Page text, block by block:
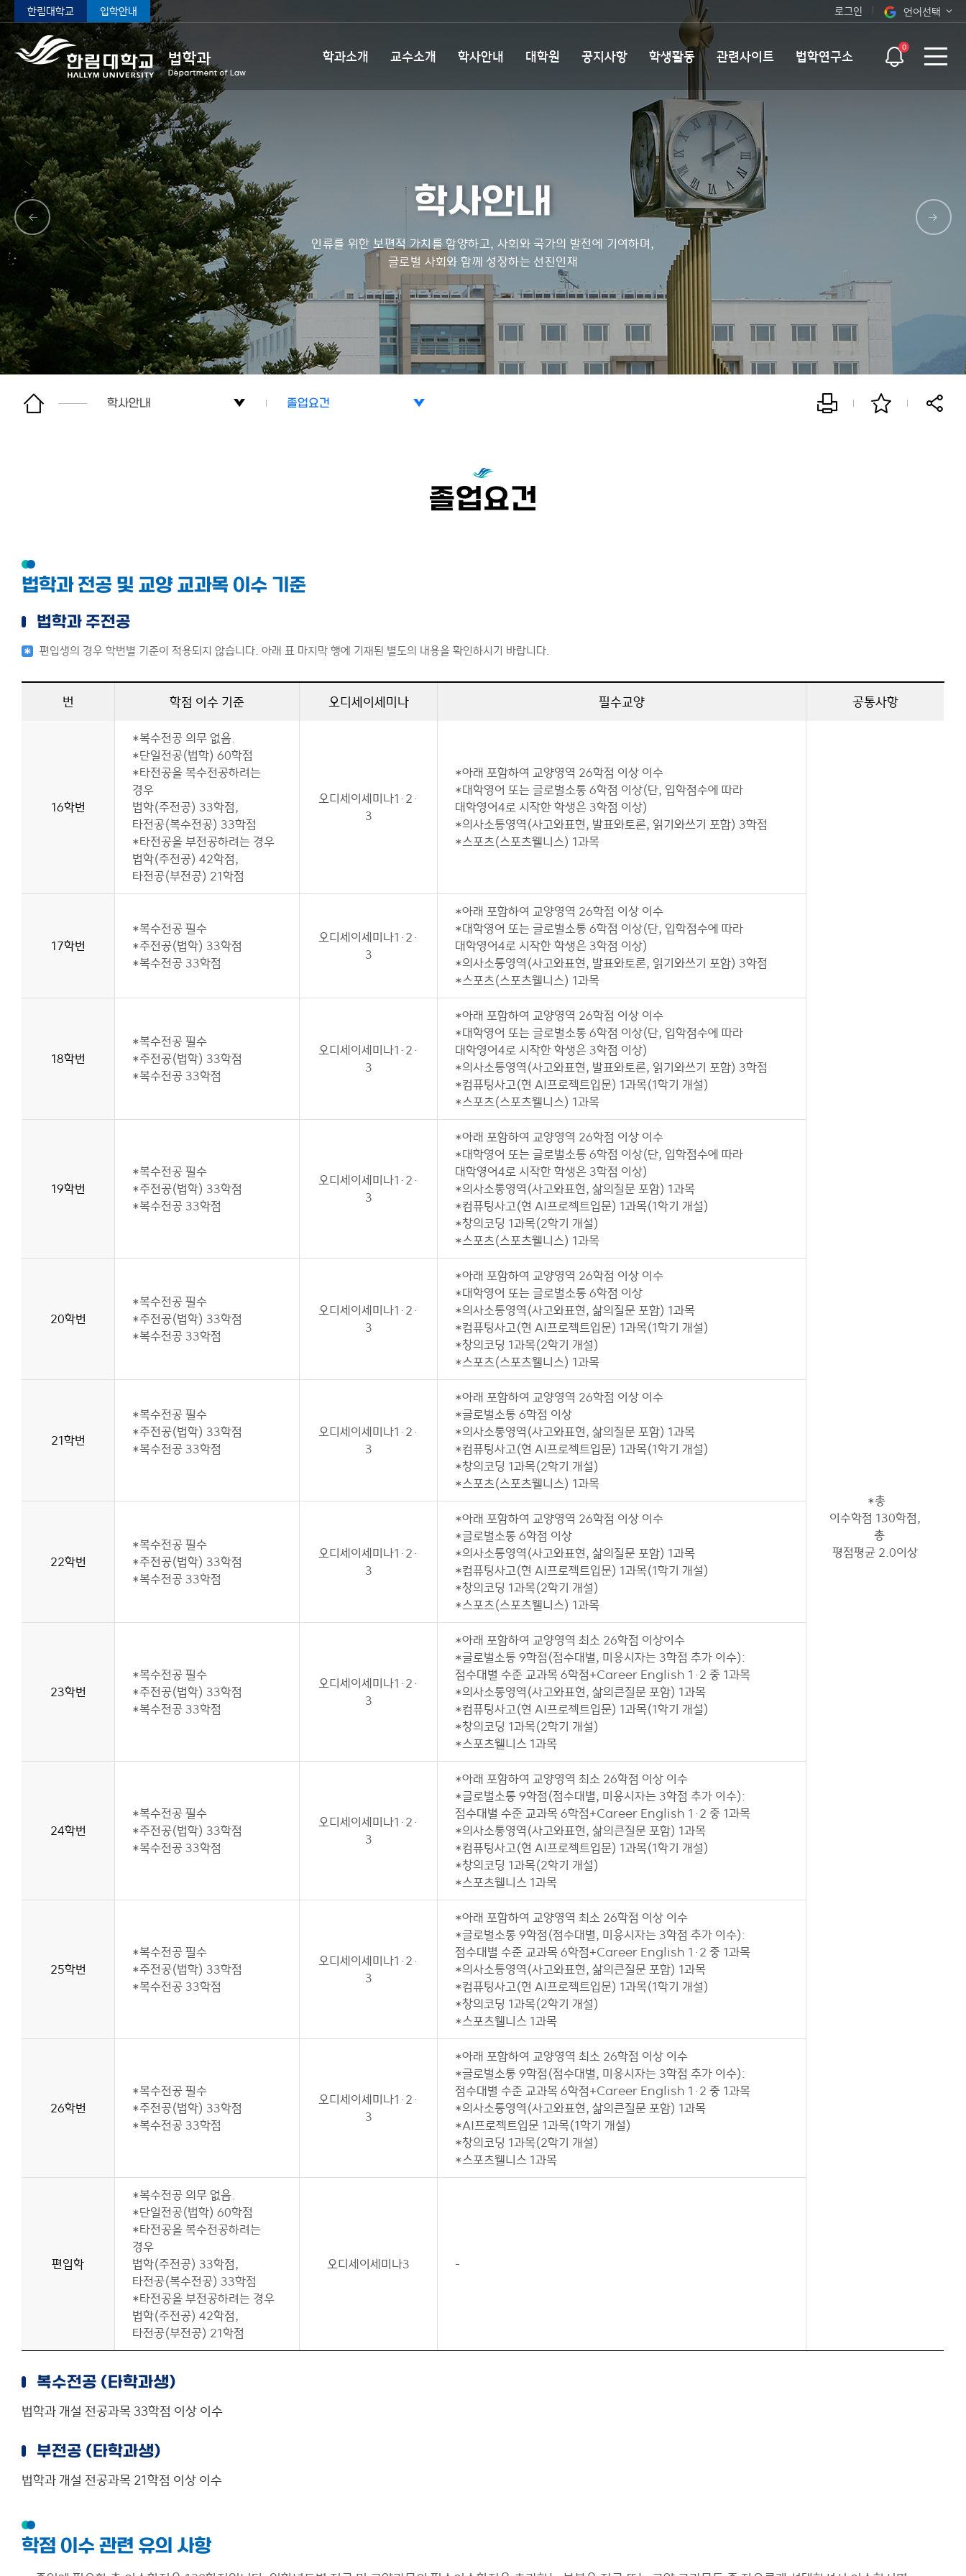
오늘 하루 보지 않기
한림대학교 입학안내 로그인 언어선택
ENG
학과소개 교수소개 학사안내 대학원 공지사항 학생활동 관련사이트 법학연구소
0
학사안내
인류를 위한 보편적 가치를 함양하고, 사회와 국가의 발전에 기여하며,
글로벌 사회와 함께 성장하는 선진인재
학사안내
공지사항
학생활동
이용안내
졸업요건
졸업생 진출 현황
졸업요건
법학과 전공 및 교양 교과목 이수 기준
법학과 주전공
편입생의 경우 학번별 기준이 적용되지 않습니다. 아래 표 마지막 행에 기재된 별도의 내용을 확인하시기 바랍니다.
번 학점 이수 기준 오디세이세미나 필수교양 공통사항
16학번
*복수전공 의무 없음.
*단일전공(법학) 60학점
*타전공을 복수전공하려는
경우
법학(주전공) 33학점,
타전공(복수전공) 33학점
*타전공을 부전공하려는 경우
법학(주전공) 42학점,
타전공(부전공) 21학점
오디세이세미나1·2·
3
*아래 포함하여 교양영역 26학점 이상 이수
*대학영어 또는 글로벌소통 6학점 이상(단, 입학점수에 따라
대학영어4로 시작한 학생은 3학점 이상)
*의사소통영역(사고와표현, 발표와토론, 읽기와쓰기 포함) 3학점
*스포츠(스포츠웰니스) 1과목
*총
이수학점 130학점,
총
평점평균 2.0이상
17학번
*복수전공 필수
*주전공(법학) 33학점
*복수전공 33학점
오디세이세미나1·2·
3
*아래 포함하여 교양영역 26학점 이상 이수
*대학영어 또는 글로벌소통 6학점 이상(단, 입학점수에 따라
대학영어4로 시작한 학생은 3학점 이상)
*의사소통영역(사고와표현, 발표와토론, 읽기와쓰기 포함) 3학점
*스포츠(스포츠웰니스) 1과목
18학번
*복수전공 필수
*주전공(법학) 33학점
*복수전공 33학점
오디세이세미나1·2·
3
*아래 포함하여 교양영역 26학점 이상 이수
*대학영어 또는 글로벌소통 6학점 이상(단, 입학점수에 따라
대학영어4로 시작한 학생은 3학점 이상)
*의사소통영역(사고와표현, 발표와토론, 읽기와쓰기 포함) 3학점
*컴퓨팅사고(현 AI프로젝트입문) 1과목(1학기 개설)
*스포츠(스포츠웰니스) 1과목
19학번
*복수전공 필수
*주전공(법학) 33학점
*복수전공 33학점
오디세이세미나1·2·
3
*아래 포함하여 교양영역 26학점 이상 이수
*대학영어 또는 글로벌소통 6학점 이상(단, 입학점수에 따라
대학영어4로 시작한 학생은 3학점 이상)
*의사소통영역(사고와표현, 삶의질문 포함) 1과목
*컴퓨팅사고(현 AI프로젝트입문) 1과목(1학기 개설)
*창의코딩 1과목(2학기 개설)
*스포츠(스포츠웰니스) 1과목
20학번
*복수전공 필수
*주전공(법학) 33학점
*복수전공 33학점
오디세이세미나1·2·
3
*아래 포함하여 교양영역 26학점 이상 이수
*대학영어 또는 글로벌소통 6학점 이상
*의사소통영역(사고와표현, 삶의질문 포함) 1과목
*컴퓨팅사고(현 AI프로젝트입문) 1과목(1학기 개설)
*창의코딩 1과목(2학기 개설)
*스포츠(스포츠웰니스) 1과목
21학번
*복수전공 필수
*주전공(법학) 33학점
*복수전공 33학점
오디세이세미나1·2·
3
*아래 포함하여 교양영역 26학점 이상 이수
*글로벌소통 6학점 이상
*의사소통영역(사고와표현, 삶의질문 포함) 1과목
*컴퓨팅사고(현 AI프로젝트입문) 1과목(1학기 개설)
*창의코딩 1과목(2학기 개설)
*스포츠(스포츠웰니스) 1과목
22학번
*복수전공 필수
*주전공(법학) 33학점
*복수전공 33학점
오디세이세미나1·2·
3
*아래 포함하여 교양영역 26학점 이상 이수
*글로벌소통 6학점 이상
*의사소통영역(사고와표현, 삶의질문 포함) 1과목
*컴퓨팅사고(현 AI프로젝트입문) 1과목(1학기 개설)
*창의코딩 1과목(2학기 개설)
*스포츠(스포츠웰니스) 1과목
23학번
*복수전공 필수
*주전공(법학) 33학점
*복수전공 33학점
오디세이세미나1·2·
3
*아래 포함하여 교양영역 최소 26학점 이상이수
*글로벌소통 9학점(점수대별, 미응시자는 3학점 추가 이수):
점수대별 수준 교과목 6학점+Career English 1·2 중 1과목
*의사소통영역(사고와표현, 삶의큰질문 포함) 1과목
*컴퓨팅사고(현 AI프로젝트입문) 1과목(1학기 개설)
*창의코딩 1과목(2학기 개설)
*스포츠웰니스 1과목
24학번
*복수전공 필수
*주전공(법학) 33학점
*복수전공 33학점
오디세이세미나1·2·
3
*아래 포함하여 교양영역 최소 26학점 이상 이수
*글로벌소통 9학점(점수대별, 미응시자는 3학점 추가 이수):
점수대별 수준 교과목 6학점+Career English 1·2 중 1과목
*의사소통영역(사고와표현, 삶의큰질문 포함) 1과목
*컴퓨팅사고(현 AI프로젝트입문) 1과목(1학기 개설)
*창의코딩 1과목(2학기 개설)
*스포츠웰니스 1과목
25학번
*복수전공 필수
*주전공(법학) 33학점
*복수전공 33학점
오디세이세미나1·2·
3
*아래 포함하여 교양영역 최소 26학점 이상 이수
*글로벌소통 9학점(점수대별, 미응시자는 3학점 추가 이수):
점수대별 수준 교과목 6학점+Career English 1·2 중 1과목
*의사소통영역(사고와표현, 삶의큰질문 포함) 1과목
*컴퓨팅사고(현 AI프로젝트입문) 1과목(1학기 개설)
*창의코딩 1과목(2학기 개설)
*스포츠웰니스 1과목
26학번
*복수전공 필수
*주전공(법학) 33학점
*복수전공 33학점
오디세이세미나1·2·
3
*아래 포함하여 교양영역 최소 26학점 이상 이수
*글로벌소통 9학점(점수대별, 미응시자는 3학점 추가 이수):
점수대별 수준 교과목 6학점+Career English 1·2 중 1과목
*의사소통영역(사고와표현, 삶의큰질문 포함) 1과목
*AI프로젝트입문 1과목(1학기 개설)
*창의코딩 1과목(2학기 개설)
*스포츠웰니스 1과목
편입학
*복수전공 의무 없음.
*단일전공(법학) 60학점
*타전공을 복수전공하려는
경우
법학(주전공) 33학점,
타전공(복수전공) 33학점
*타전공을 부전공하려는 경우
법학(주전공) 42학점,
타전공(부전공) 21학점
오디세이세미나3 -
복수전공 (타학과생)
법학과 개설 전공과목 33학점 이상 이수
부전공 (타학과생)
법학과 개설 전공과목 21학점 이상 이수
학점 이수 관련 유의 사항